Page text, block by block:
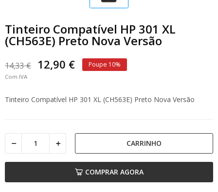
Tinteiro Compatível HP 301 XL
(CH563E) Preto Nova Versão
14,33 € 12,90 € Poupe 10%
Com IVA
Tinteiro Compatível HP 301 XL (CH563E) Preto Nova Versão
CARRINHO
COMPRAR AGORA